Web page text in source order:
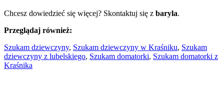
Chcesz dowiedzieć się więcej? Skontaktuj się z baryla.
Przeglądaj również:
Szukam dziewczyny, Szukam dziewczyny w Kraśniku, Szukam
dziewczyny z lubelskiego, Szukam domatorki, Szukam domatorki z
Kraśnika